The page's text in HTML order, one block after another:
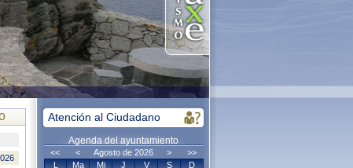
Atención al Ciudadano
Agenda del ayuntamiento
<< < Agosto de 2026 >
>>
L
Ma Mi J V S
D